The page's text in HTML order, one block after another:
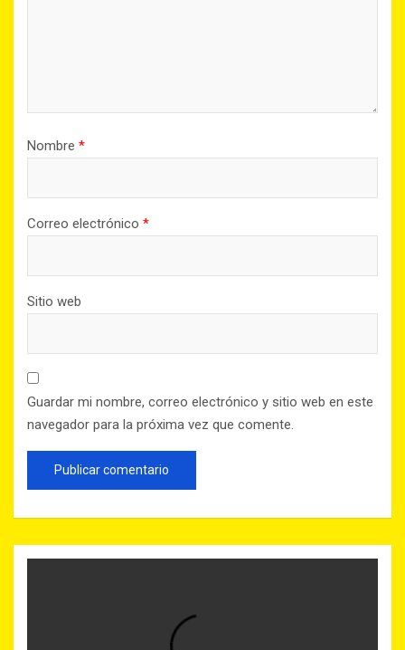
Nombre *
Correo electrónico *
Sitio web
Guardar mi nombre, correo electrónico y sitio web en este
navegador para la próxima vez que comente.